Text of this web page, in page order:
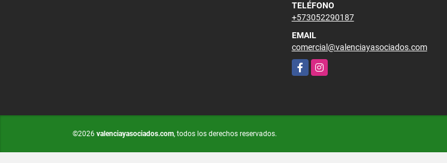
TELÉFONO
+573052290187
EMAIL
comercial@valenciayasociados.com
FacebookInstagram
©2026 valenciayasociados.com, todos los derechos reservados.